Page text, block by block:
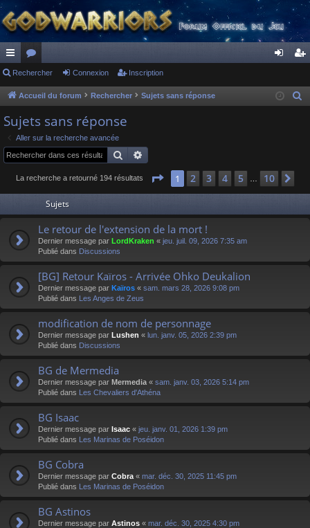
ac
co
ur
ci
s
or
u
s
ne cri
Rechercher Connexion Inscription
Accueil du forum Rechercher Sujets sans réponse
e
Sujets sans réponse
Aller sur la recherche avancée
Rechercher
La recherche a retourné 194 résultats Page 1sur 10
1 2 3 4 5 10
Sujets
Le retour de l'extension de la mort !
Dernier message par LordKraken « jeu. juil. 09, 2026 7:35 am
Publié dans Discussions
[BG] Retour Kaïros - Arrivée Ohko Deukalion
Dernier message par Kaïros « sam. mars 28, 2026 9:08 pm
Publié dans Les Anges de Zeus
modification de nom de personnage
Dernier message par Lushen « lun. janv. 05, 2026 2:39 pm
Publié dans Discussions
BG de Mermedia
Dernier message par Mermedia « sam. janv. 03, 2026 5:14 pm
Publié dans Les Chevaliers d'Athéna
BG Isaac
Dernier message par Isaac « jeu. janv. 01, 2026 1:39 pm
Publié dans Les Marinas de Poséidon
BG Cobra
Dernier message par Cobra « mar. déc. 30, 2025 11:45 pm
Publié dans Les Marinas de Poséidon
BG Astinos
Dernier message par Astinos « mar. déc. 30, 2025 4:30 pm